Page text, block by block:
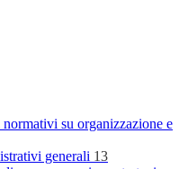
su organizzazione e
generali 13